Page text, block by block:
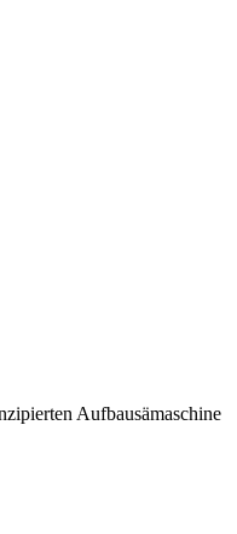
Aufbausämaschine